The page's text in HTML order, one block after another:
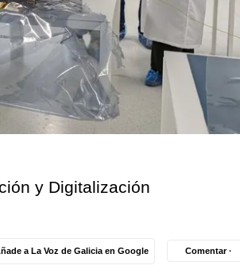
y Digitalización
a La Voz de Galicia en Google Comentar ·